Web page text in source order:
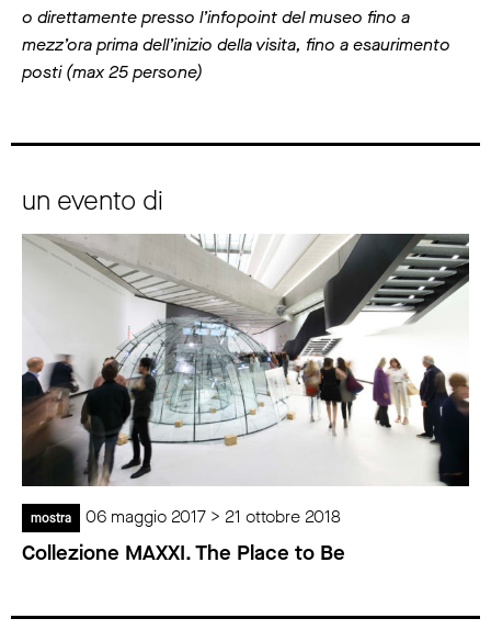
o direttamente presso l’infopoint del museo fino a
mezz’ora prima dell’inizio della visita, fino a esaurimento
posti (max 25 persone)
un evento di
mostra 06 maggio 2017 > 21 ottobre 2018
Collezione MAXXI. The Place to Be